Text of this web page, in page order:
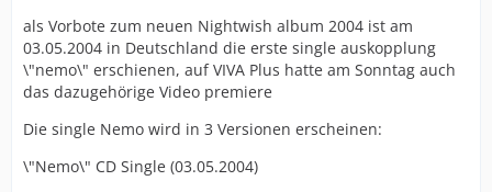
als Vorbote zum neuen Nightwish album 2004 ist am
03.05.2004 in Deutschland die erste single auskopplung
\"nemo\" erschienen, auf VIVA Plus hatte am Sonntag auch
das dazugehörige Video premiere
Die single Nemo wird in 3 Versionen erscheinen:
\"Nemo\" CD Single (03.05.2004)